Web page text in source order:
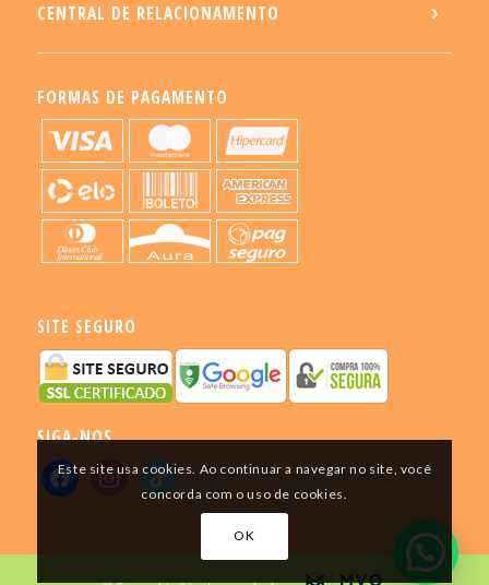
CENTRAL DE RELACIONAMENTO
FORMAS DE PAGAMENTO
SITE SEGURO
SIGA-NOS
Este site usa cookies. Ao continuar a navegar no site, você
concorda com o uso de cookies.
OK